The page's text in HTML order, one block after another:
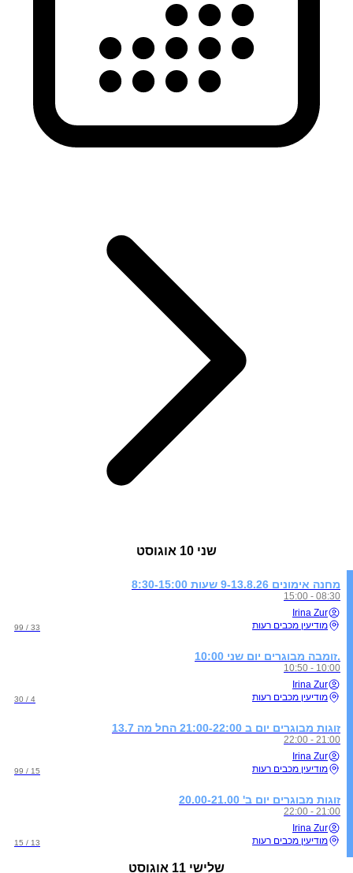
שני 10 אוגוסט
מחנה אימונים 9-13.8.26 שעות 8:30-15:00
08:30 - 15:00
Irina Zur
מודיעין מכבים רעות
33 / 99
.זומבה מבוגרים יום שני 10:00
10:00 - 10:50
Irina Zur
מודיעין מכבים רעות
4 / 30
זוגות מבוגרים יום ב 21:00-22:00 החל מה 13.7
21:00 - 22:00
Irina Zur
מודיעין מכבים רעות
15 / 99
זוגות מבוגרים יום ב' 20.00-21.00
21:00 - 22:00
Irina Zur
מודיעין מכבים רעות
13 / 15
שלישי 11 אוגוסט